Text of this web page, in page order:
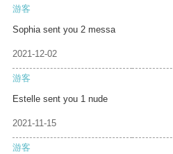
游客
Sophia sent you 2 messa
2021-12-02
游客
Estelle sent you 1 nude
2021-11-15
游客